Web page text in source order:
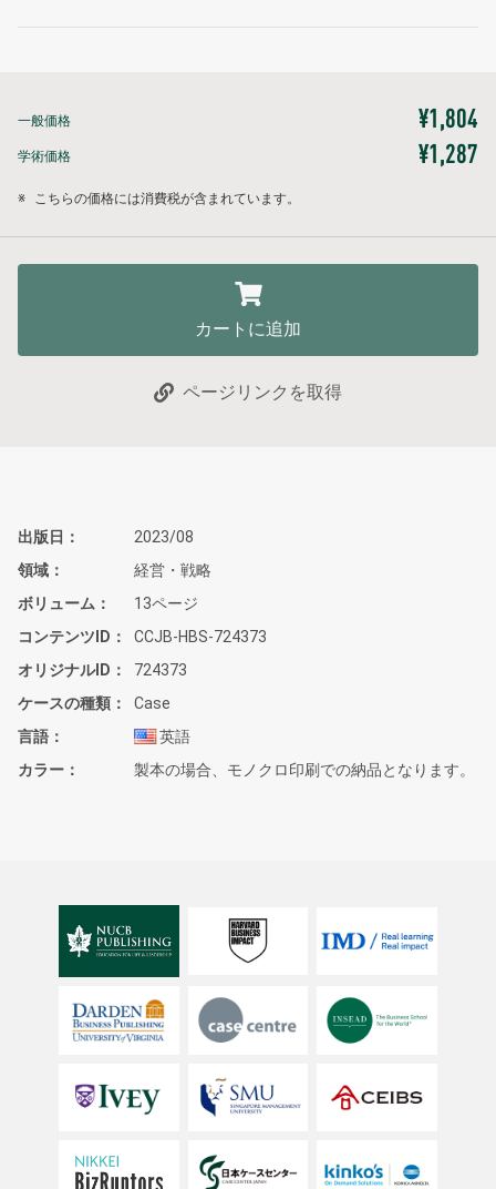
一般価格 ¥1,804
学術価格 ¥1,287
※ こちらの価格には消費税が含まれています。
カートに追加
ページリンクを取得
出版日
2023/08
領域
経営・戦略
ボリューム
13ページ
コンテンツID
CCJB-HBS-724373
オリジナルID
724373
ケースの種類
Case
言語
英語
カラー
製本の場合、モノクロ印刷での納品となります。